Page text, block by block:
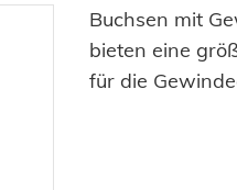
Buchsen mit
bieten eine
für die